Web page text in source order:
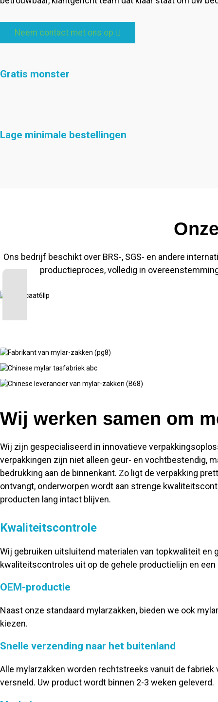
Neem contact met ons op
Gratis monster
Lage minimale bestellingen
Ons bedrijf beschikt over BRS-, SGS- en andere
productieproces, volledig in
Wij werken samen om
Wij zijn gespecialiseerd in innovatieve
verpakkingen zijn niet alleen geur- en vochtbestendig,
bedrukking aan de binnenkant. Zo ligt de verpakking
ontvangt, onderworpen wordt aan strenge
producten lang intact blijven.
Kwaliteitscontrole
Wij gebruiken uitsluitend materialen van topkwaliteit en
kwaliteitscontroles uit op de gehele productielijn en
OEM-productie
Naast onze standaard mylarzakken, bieden we ook
kiezen.
Snelle verzending naar het buitenland
Alle mylarzakken worden rechtstreeks vanuit de
versneld. Uw product wordt binnen 2-3 weken geleverd.